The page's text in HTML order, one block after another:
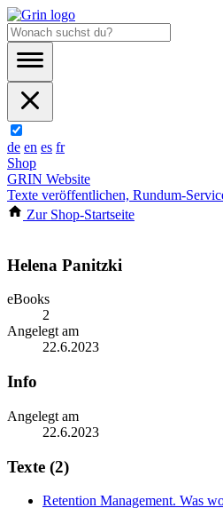
de en es fr
Shop
GRIN Website
Texte veröffentlichen, Rundum-
Zur Shop-Startseite
Helena Panitzki
eBooks
2
Angelegt am
22.6.2023
Info
Angelegt am
22.6.2023
Texte (2)
Retention Management. Was